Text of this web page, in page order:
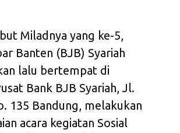
Miladnya yang ke-5,
Banten (BJB) Syariah
lalu bertempat di
Bank BJB Syariah, Jl.
135 Bandung, melakukan
acara kegiatan Sosial